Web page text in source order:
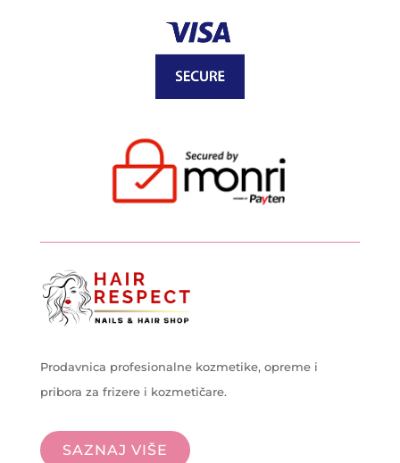
Prodavnica profesionalne kozmetike, opreme i
pribora za frizere i kozmetičare.
SAZNAJ VIŠE